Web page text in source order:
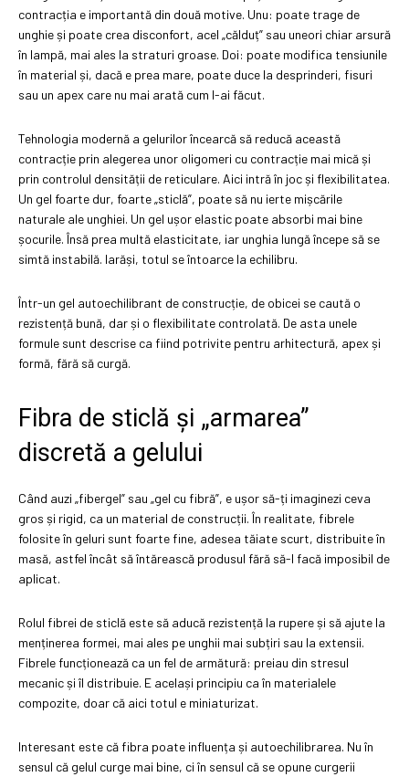
contracția e importantă din două motive. Unu: poate trage de
unghie și poate crea disconfort, acel „călduț” sau uneori chiar arsură
în lampă, mai ales la straturi groase. Doi: poate modifica tensiunile
în material și, dacă e prea mare, poate duce la desprinderi, fisuri
sau un apex care nu mai arată cum l-ai făcut.
Tehnologia modernă a gelurilor încearcă să reducă această
contracție prin alegerea unor oligomeri cu contracție mai mică și
prin controlul densității de reticulare. Aici intră în joc și flexibilitatea.
Un gel foarte dur, foarte „sticlă”, poate să nu ierte mișcările
naturale ale unghiei. Un gel ușor elastic poate absorbi mai bine
șocurile. Însă prea multă elasticitate, iar unghia lungă începe să se
simtă instabilă. Iarăși, totul se întoarce la echilibru.
Într-un gel autoechilibrant de construcție, de obicei se caută o
rezistență bună, dar și o flexibilitate controlată. De asta unele
formule sunt descrise ca fiind potrivite pentru arhitectură, apex și
formă, fără să curgă.
Fibra de sticlă și „armarea”
discretă a gelului
Când auzi „fibergel” sau „gel cu fibră”, e ușor să-ți imaginezi ceva
gros și rigid, ca un material de construcții. În realitate, fibrele
folosite în geluri sunt foarte fine, adesea tăiate scurt, distribuite în
masă, astfel încât să întărească produsul fără să-l facă imposibil de
aplicat.
Rolul fibrei de sticlă este să aducă rezistență la rupere și să ajute la
menținerea formei, mai ales pe unghii mai subțiri sau la extensii.
Fibrele funcționează ca un fel de armătură: preiau din stresul
mecanic și îl distribuie. E același principiu ca în materialele
compozite, doar că aici totul e miniaturizat.
Interesant este că fibra poate influența și autoechilibrarea. Nu în
sensul că gelul curge mai bine, ci în sensul că se opune curgerii